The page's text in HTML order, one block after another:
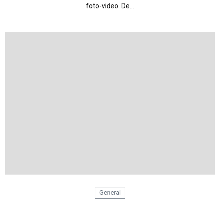
foto-video. De…
General